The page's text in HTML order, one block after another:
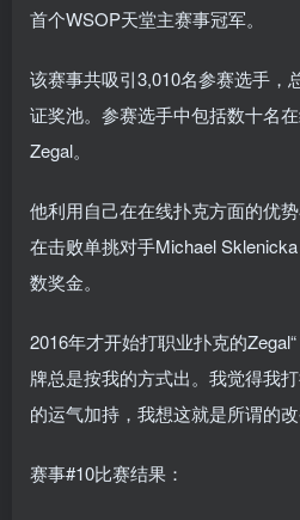
首个WSOP天堂主赛事冠军。
该赛事共吸引3,010名参赛选手，
证奖池。参赛选手中包括数十名
Zegal。
他利用自己在在线扑克方面的优
在击败单挑对手Michael
数奖金。
2016年才开始打职业扑克的
牌总是按我的方式出。我觉得我
的运气加持，我想这就是所谓的
赛事#10比赛结果：